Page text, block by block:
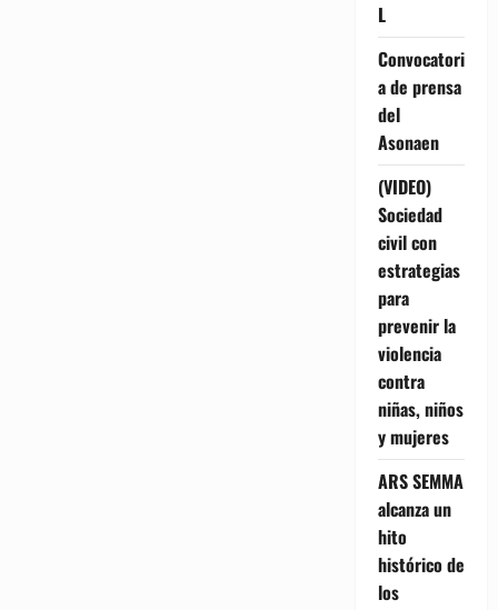
L
Convocatori
a de prensa
del
Asonaen
(VIDEO)
Sociedad
civil con
estrategias
para
prevenir la
violencia
contra
niñas, niños
y mujeres
ARS SEMMA
alcanza un
hito
histórico de
los